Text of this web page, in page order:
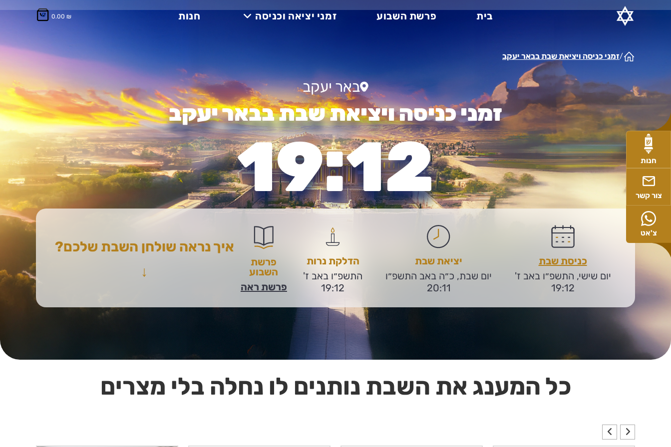
בית פרשת השבוע זמני יציאה וכניסה חנות 0.00 ₪
0
/זמני כניסה ויציאת שבת בבאר יעקב
באר יעקב
זמני כניסה ויציאת שבת בבאר יעקב
19:12
כניסת שבת
יום שישי, התשפ״ו באב ז'
19:12
יציאת שבת
יום שבת, כ״ה באב התשפ״ו
20:11
הדלקת נרות
התשפ״ו באב ז'
19:12
פרשת
השבוע
פרשת ראה
איך נראה שולחן השבת שלכם?
↓
כל המענג את השבת נותנים לו נחלה בלי מצרים
חנות
צור קשר
צ'אט